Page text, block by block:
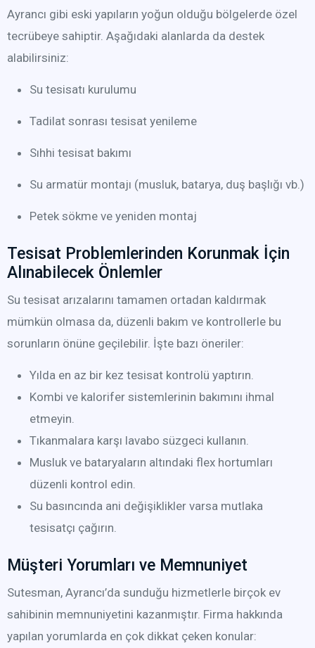
Ayrancı gibi eski yapıların yoğun olduğu bölgelerde özel
tecrübeye sahiptir. Aşağıdaki alanlarda da destek
alabilirsiniz:
Su tesisatı kurulumu
Tadilat sonrası tesisat yenileme
Sıhhi tesisat bakımı
Su armatür montajı (musluk, batarya, duş başlığı vb.)
Petek sökme ve yeniden montaj
Tesisat Problemlerinden Korunmak İçin
Alınabilecek Önlemler
Su tesisat arızalarını tamamen ortadan kaldırmak
mümkün olmasa da, düzenli bakım ve kontrollerle bu
sorunların önüne geçilebilir. İşte bazı öneriler:
Yılda en az bir kez tesisat kontrolü yaptırın.
Kombi ve kalorifer sistemlerinin bakımını ihmal
etmeyin.
Tıkanmalara karşı lavabo süzgeci kullanın.
Musluk ve bataryaların altındaki flex hortumları
düzenli kontrol edin.
Su basıncında ani değişiklikler varsa mutlaka
tesisatçı çağırın.
Müşteri Yorumları ve Memnuniyet
Sutesman, Ayrancı’da sunduğu hizmetlerle birçok ev
sahibinin memnuniyetini kazanmıştır. Firma hakkında
yapılan yorumlarda en çok dikkat çeken konular: